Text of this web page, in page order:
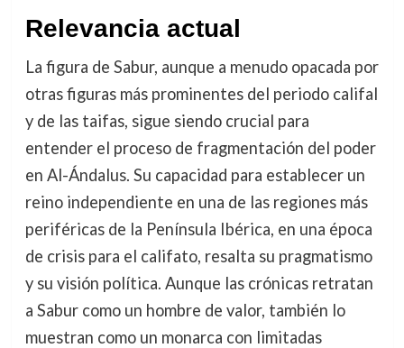
Relevancia actual
La figura de Sabur, aunque a menudo opacada por
otras figuras más prominentes del periodo califal
y de las taifas, sigue siendo crucial para
entender el proceso de fragmentación del poder
en Al-Ándalus. Su capacidad para establecer un
reino independiente en una de las regiones más
periféricas de la Península Ibérica, en una época
de crisis para el califato, resalta su pragmatismo
y su visión política. Aunque las crónicas retratan
a Sabur como un hombre de valor, también lo
muestran como un monarca con limitadas